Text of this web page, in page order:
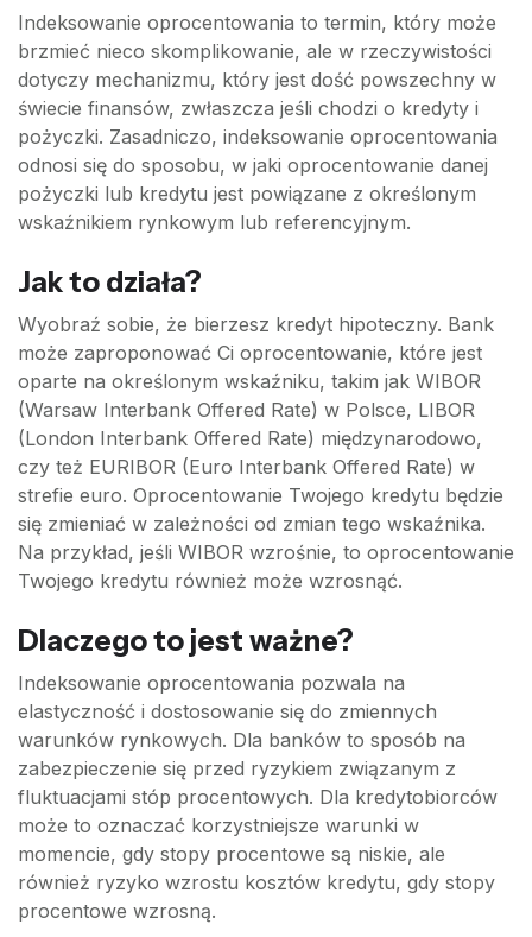
Indeksowanie oprocentowania to termin, który może
brzmieć nieco skomplikowanie, ale w rzeczywistości
dotyczy mechanizmu, który jest dość powszechny w
świecie finansów, zwłaszcza jeśli chodzi o kredyty i
pożyczki. Zasadniczo, indeksowanie oprocentowania
odnosi się do sposobu, w jaki oprocentowanie danej
pożyczki lub kredytu jest powiązane z określonym
wskaźnikiem rynkowym lub referencyjnym.
Jak to działa?
Wyobraź sobie, że bierzesz kredyt hipoteczny. Bank
może zaproponować Ci oprocentowanie, które jest
oparte na określonym wskaźniku, takim jak WIBOR
(Warsaw Interbank Offered Rate) w Polsce, LIBOR
(London Interbank Offered Rate) międzynarodowo,
czy też EURIBOR (Euro Interbank Offered Rate) w
strefie euro. Oprocentowanie Twojego kredytu będzie
się zmieniać w zależności od zmian tego wskaźnika.
Na przykład, jeśli WIBOR wzrośnie, to oprocentowanie
Twojego kredytu również może wzrosnąć.
Dlaczego to jest ważne?
Indeksowanie oprocentowania pozwala na
elastyczność i dostosowanie się do zmiennych
warunków rynkowych. Dla banków to sposób na
zabezpieczenie się przed ryzykiem związanym z
fluktuacjami stóp procentowych. Dla kredytobiorców
może to oznaczać korzystniejsze warunki w
momencie, gdy stopy procentowe są niskie, ale
również ryzyko wzrostu kosztów kredytu, gdy stopy
procentowe wzrosną.